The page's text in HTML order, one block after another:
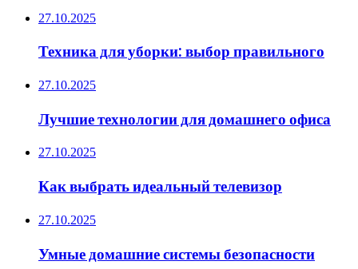
27.10.2025
Техника для уборки: выбор правильного
27.10.2025
Лучшие технологии для домашнего офиса
27.10.2025
Как выбрать идеальный телевизор
27.10.2025
Умные домашние системы безопасности